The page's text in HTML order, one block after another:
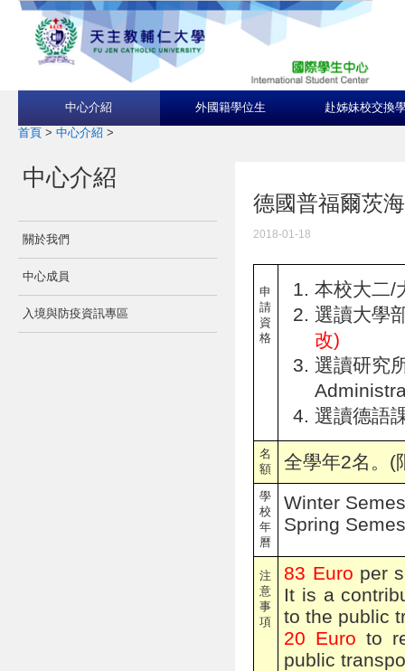
中心介紹 外國籍學位生 赴姊妹校交換
首頁 > 中心介紹 >
中心介紹
關於我們
中心成員
入境與防疫資訊專區
德國普福爾茨
2018-01-18
申
請
資
格
本校大二/
選讀大學
改)
選讀研究
選讀德語
名
額
全學年2名。(
學
校
年
曆
Winter
Spring
注
意
事
項
83 Euro per
It is a
to the public
20 Euro to
public